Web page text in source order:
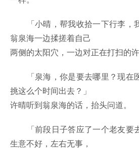
「小晴，帮我收拾一下行李，我
翁泉海一边揉搓着自己
两侧的太阳穴，一边对正在打扫的许
「泉海，你是要去哪里？现在
挑这么个时间出去？」
许晴听到翁泉海的话，抬头问道。
「前段日子答应了一个老友要
生意不好，左右无事，